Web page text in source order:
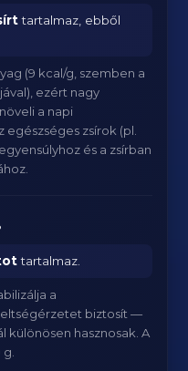
tartalmaz, ebből
(9 kcal/g, szemben a
ezért nagy
a napi
zsírok (pl.
és a zsírban
tartalmaz.
a
biztosít —
különösen hasznosak. A